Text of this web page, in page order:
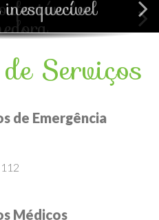
e
Serviços
de Emergência